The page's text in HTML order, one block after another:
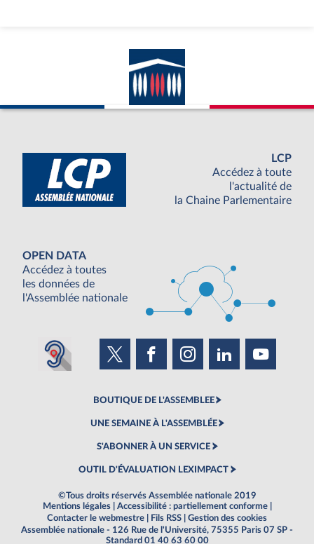
LCP
Accédez à toute
l'actualité de
la Chaine Parlementaire
OPEN DATA
Accédez à toutes
les données de
l'Assemblée nationale
BOUTIQUE DE L'ASSEMBLEE
UNE SEMAINE À L'ASSEMBLÉE
S'ABONNER À UN SERVICE
OUTIL D'ÉVALUATION LEXIMPACT
©Tous droits réservés Assemblée nationale 2019
Mentions légales
Accessibilité : partiellement conforme
Contacter le webmestre
Fils RSS
Gestion des cookies
Assemblée nationale - 126 Rue de l'Université, 75355 Paris 07 SP -
Standard 01 40 63 60 00